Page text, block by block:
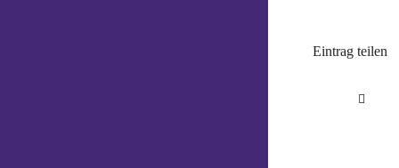
Eintrag teilen